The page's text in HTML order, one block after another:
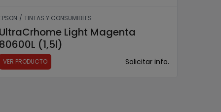
EPSON / TINTAS Y CONSUMIBLES
UltraCrhome Light Magenta
80600L (1,5l)
VER PRODUCTO Solicitar info.